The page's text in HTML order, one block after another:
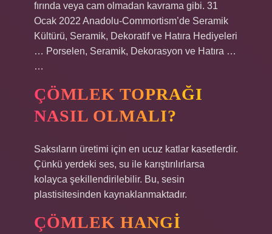
fırında veya cam olmadan kavrama gibi. 31
Ocak 2022 Anadolu-Commortism’de Seramik
Kültürü, Seramik, Dekoratif ve Hatıra Hediyeleri
… Porselen, Seramik, Dekorasyon ve Hatıra …
…
ÇÖMLEK TOPRAĞI
NASIL OLMALI?
Saksıların üretimi için en ucuz katlar kasetlerdir.
Çünkü yerdeki ses, su ile karıştırılırlarsa
kolayca şekillendirilebilir. Bu, sesin
plastisitesinden kaynaklanmaktadır.
ÇÖMLEK HANGI